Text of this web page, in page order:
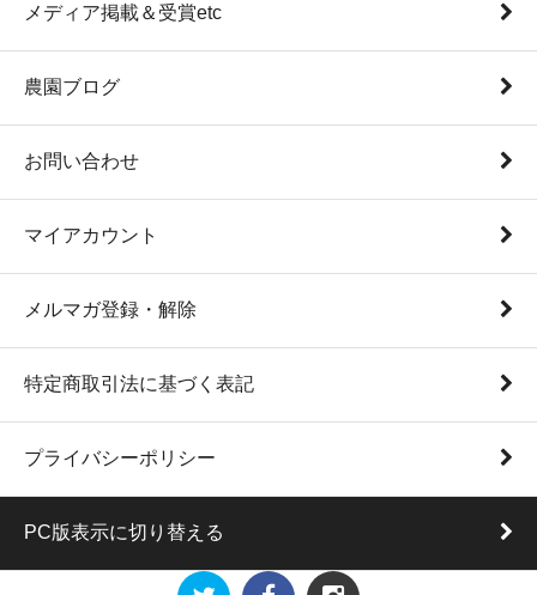
メディア掲載＆受賞etc
農園ブログ
お問い合わせ
マイアカウント
メルマガ登録・解除
特定商取引法に基づく表記
プライバシーポリシー
PC版表示に切り替える